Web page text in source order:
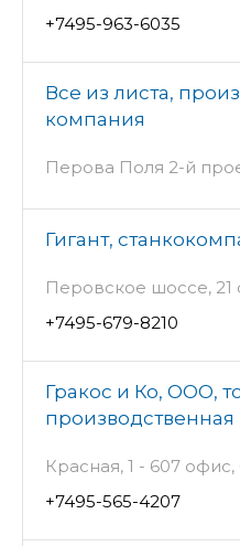
+7495-963-6035
Все из листа,
компания
Перова Поля 2-й
Гигант,
Перовское шоссе, 21
+7495-679-8210
Гракос и Ко, ООО,
Красная, 1 - 607 офис,
+7495-565-4207